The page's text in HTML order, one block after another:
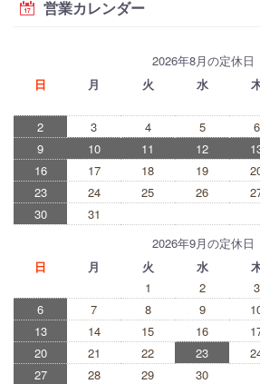
営業カレンダー
2026年8月の定休日
日
月 火 水
2
3 4 5 6
9
10 11 12
16
17 18 19
23
24 25 26
30
31
2026年9月の定休日
日
月 火 水
1
2 3
6
7 8 9
13
14 15 16
20
21 22 23
27
28 29 30